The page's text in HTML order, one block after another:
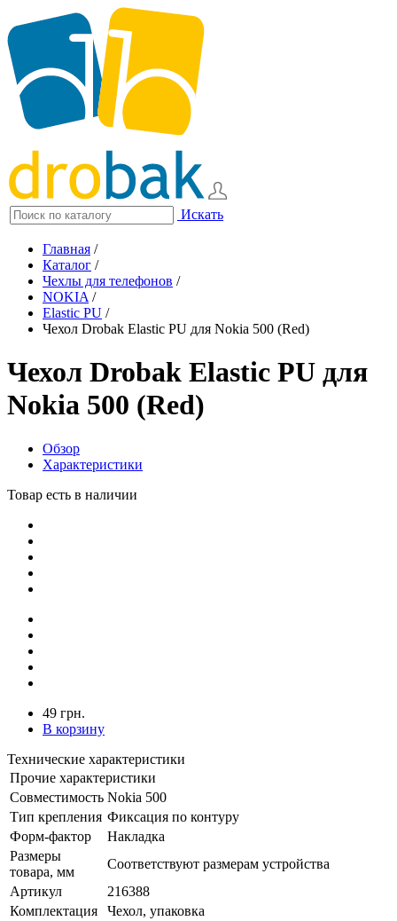
Искать
Главная /
Каталог /
Чехлы для телефонов /
NOKIA /
Elastic PU /
Чехол Drobak Elastic PU для Nokia 500 (Red)
Чехол Drobak Elastic PU для
Nokia 500 (Red)
Обзор
Характеристики
Товар есть в наличии
49 грн.
В корзину
Технические характеристики
Прочие характеристики
Совместимость Nokia 500
Тип крепления Фиксация по контуру
Форм-фактор
Накладка
Размеры
товара, мм
Соответствуют размерам устройства
Артикул
216388
Комплектация
Чехол, упаковка